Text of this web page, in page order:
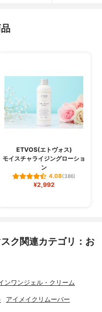
ETVOS(エトヴォス)
モイスチャライジングローショ
ン
4.08(386)
¥2,992
ク関連カテゴリ：お
ンワンジェル・クリーム
アイメイクリムーバー